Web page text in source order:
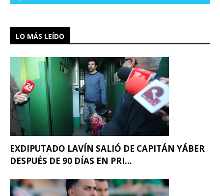
LO MÁS LEÍDO
EXDIPUTADO LAVÍN SALIÓ DE CAPITÁN YÁBER
DESPUÉS DE 90 DÍAS EN PRI...